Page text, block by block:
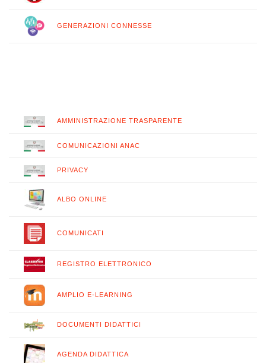
GENERAZIONI CONNESSE
AMMINISTRAZIONE TRASPARENTE
COMUNICAZIONI ANAC
PRIVACY
ALBO ONLINE
COMUNICATI
REGISTRO ELETTRONICO
AMPLIO E-LEARNING
DOCUMENTI DIDATTICI
AGENDA DIDATTICA